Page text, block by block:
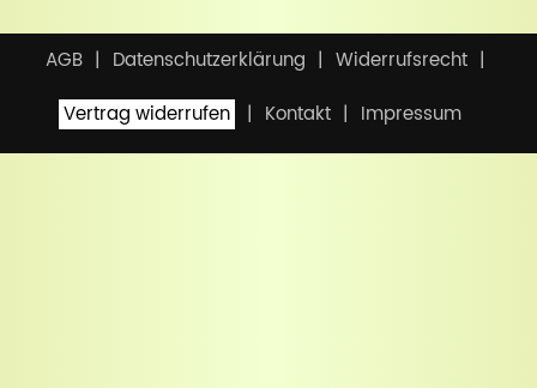
AGB Datenschutzerklärung
Widerrufsrecht
Vertrag widerrufen
Kontakt Impressum